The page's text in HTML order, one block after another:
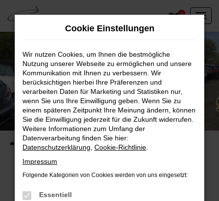
Zum
Hauptinhalt
springen
0
Unser Fahrzeugbestand vor Ort
Entdecken Sie unsere sofort verfügbaren
Fahrzeugangebote
Fehler: Network Error
Cookie Einstellungen
Wir nutzen Cookies, um Ihnen die bestmögliche
Nutzung unserer Webseite zu ermöglichen und unsere
Kommunikation mit Ihnen zu verbessern. Wir
berücksichtigen hierbei Ihre Präferenzen und
verarbeiten Daten für Marketing und Statistiken nur,
wenn Sie uns Ihre Einwilligung geben. Wenn Sie zu
einem späteren Zeitpunkt Ihre Meinung ändern, können
Sie die Einwilligung jederzeit für die Zukunft widerrufen.
Weitere Informationen zum Umfang der
Datenverarbeitung finden Sie hier:
Datenschutzerklärung Cookie-Richtlinie
Impressum
Folgende Kategorien von Cookies werden von uns eingesetzt:
Essentiell